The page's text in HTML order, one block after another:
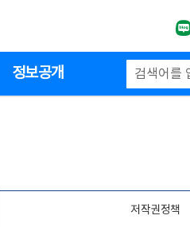
정보공개
저작권정책